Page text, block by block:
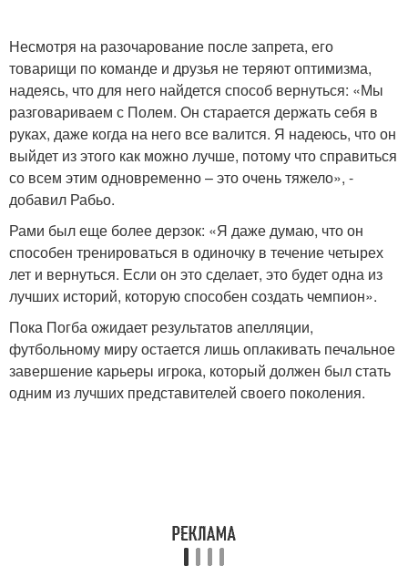
Несмотря на разочарование после запрета, его
товарищи по команде и друзья не теряют оптимизма,
надеясь, что для него найдется способ вернуться: «Мы
разговариваем с Полем. Он старается держать себя в
руках, даже когда на него все валится. Я надеюсь, что он
выйдет из этого как можно лучше, потому что справиться
со всем этим одновременно – это очень тяжело», -
добавил Рабьо.
Рами был еще более дерзок: «Я даже думаю, что он
способен тренироваться в одиночку в течение четырех
лет и вернуться. Если он это сделает, это будет одна из
лучших историй, которую способен создать чемпион».
Пока Погба ожидает результатов апелляции,
футбольному миру остается лишь оплакивать печальное
завершение карьеры игрока, который должен был стать
одним из лучших представителей своего поколения.